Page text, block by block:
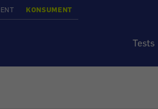
KONSUMENT
Tests